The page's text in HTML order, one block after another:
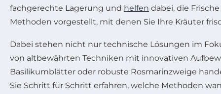
fachgerechte Lagerung und helfen dabei, die
Methoden vorgestellt, mit denen Sie Ihre Kräuter
Dabei stehen nicht nur technische Lösungen im
von altbewährten Techniken mit innovativen
Basilikumblätter oder robuste Rosmarinzweige
Sie Schritt für Schritt erfahren, welche Methoden